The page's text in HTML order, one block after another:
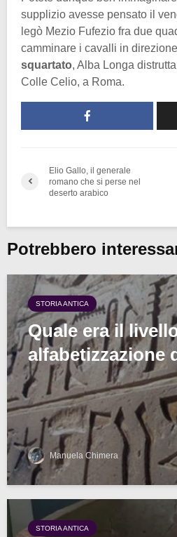
supplizio avesse pensato il
legò Mezio Fufezio fra due
camminare i cavalli in
squartato, Alba Longa
Colle Celio, a Roma.
Elio Gallo, il generale
romano che si perse nel
deserto arabico
Potrebbero
STORIA ANTICA
Quale era il
alfabetizzazione
Manuela Chimera
STORIA ANTICA